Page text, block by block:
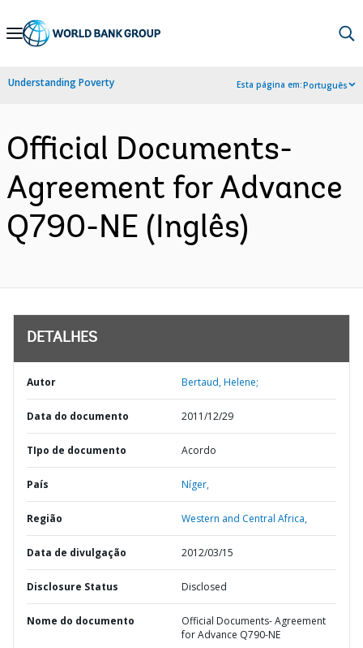
Skip
Navigation
Understanding Poverty Esta página em:Português
Official Documents-
Agreement for Advance
Q790-NE (Inglês)
DETALHES
Autor Bertaud, Helene;
Data do documento 2011/12/29
TIpo de documento Acordo
País Níger,
Região Western and Central Africa,
Data de divulgação 2012/03/15
Disclosure Status Disclosed
Nome do documento
Official Documents- Agreement
for Advance Q790-NE